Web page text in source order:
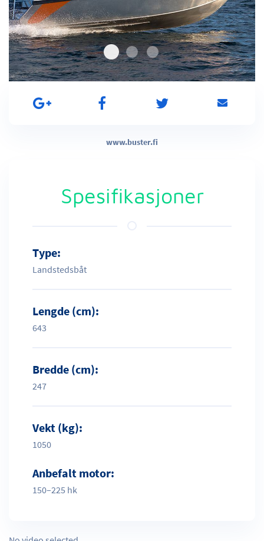
www.buster.fi
Spesifikasjoner
Type:
Landstedsbåt
Lengde (cm):
643
Bredde (cm):
247
Vekt (kg):
1050
Anbefalt motor:
150–225 hk